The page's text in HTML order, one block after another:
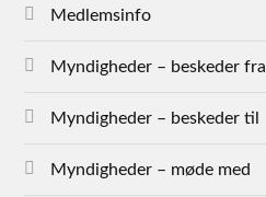
Medlemsinfo
Myndigheder – beskeder fra
Myndigheder – beskeder til
Myndigheder – møde med